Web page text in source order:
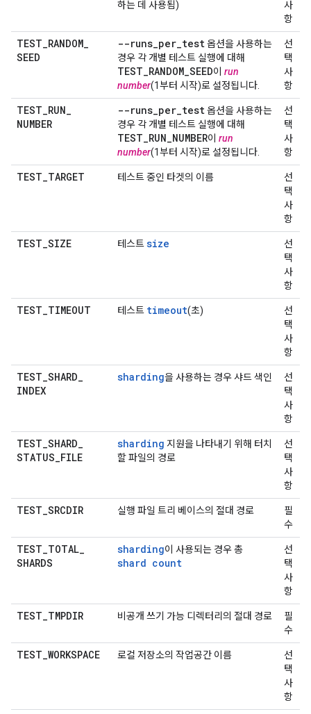
하는 데 사용됨)
사
항
TEST_RANDOM_
SEED
--runs_per_test옵션을 사용하는
경우 각 개별 테스트 실행에 대해
TEST_RANDOM_SEED이 run
number(1부터 시작)로 설정됩니다.
선
택
사
항
TEST_RUN_
NUMBER
--runs_per_test옵션을 사용하는
경우 각 개별 테스트 실행에 대해
TEST_RUN_NUMBER이 run
number(1부터 시작)로 설정됩니다.
선
택
사
항
TEST_TARGET 테스트 중인 타겟의 이름
선
택
사
항
TEST_SIZE 테스트size
선
택
사
항
TEST_TIMEOUT 테스트 timeout(초)
선
택
사
항
TEST_SHARD_
INDEX
sharding을 사용하는 경우 샤드 색인
선
택
사
항
TEST_SHARD_
STATUS_FILE
sharding 지원을 나타내기 위해 터치
할 파일의 경로
선
택
사
항
TEST_SRCDIR 실행 파일 트리 베이스의 절대 경로
필
수
TEST_TOTAL_
SHARDS
sharding이 사용되는 경우 총
shard count
선
택
사
항
TEST_TMPDIR 비공개 쓰기 가능 디렉터리의 절대 경로
필
수
TEST_WORKSPACE 로컬 저장소의 작업공간 이름
선
택
사
항